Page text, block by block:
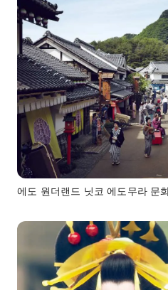
에도 원더랜드 닛코 에도무라 문